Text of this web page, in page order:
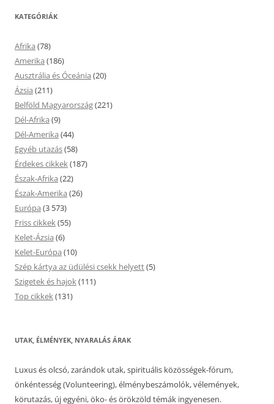
KATEGÓRIÁK
Afrika (78)
Amerika (186)
Ausztrália és Óceánia (20)
Ázsia (211)
Belföld Magyarország(221)
Dél-Afrika (9)
Dél-Amerika (44)
Egyéb utazás(58)
Érdekes cikkek(187)
Észak-Afrika (22)
Észak-Amerika (26)
Európa (3 573)
Friss cikkek(55)
Kelet-Ázsia (6)
Kelet-Európa (10)
Szép kártya az üdülési csekk helyett(5)
Szigetek és hajok(111)
Top cikkek(131)
UTAK, ÉLMÉNYEK, NYARALÁS ÁRAK
Luxus és olcsó, zarándok utak, spirituális közösségek-fórum,
önkéntesség (Volunteering), élménybeszámolók, vélemények,
körutazás, új egyéni, öko- és örökzöld témák ingyenesen.